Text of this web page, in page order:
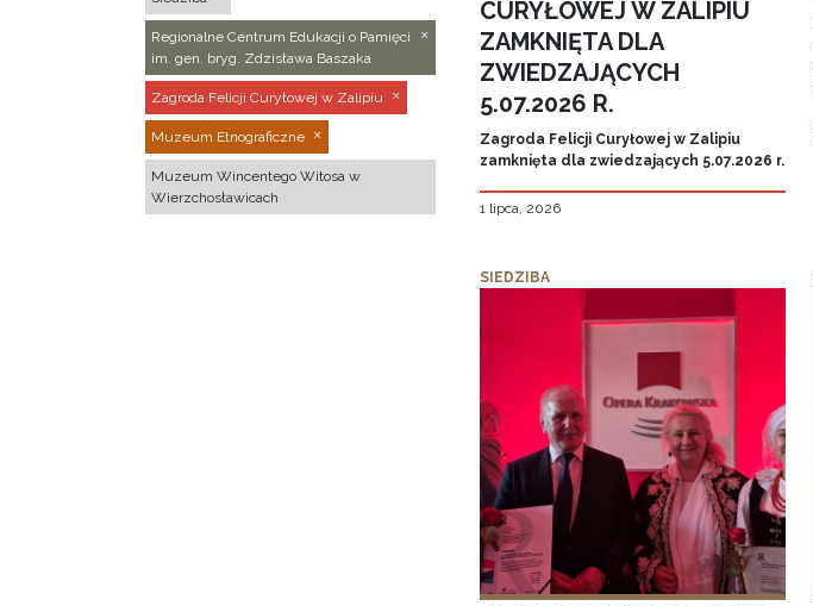
Regionalne Centrum Edukacji o Pamięci
im. gen. bryg. Zdzisława Baszaka
Zagroda Felicji Curyłowej w Zalipiu
Muzeum Etnograficzne
Muzeum Wincentego Witosa w
Wierzchosławicach
CURYŁOWEJ W ZALIPIU
ZAMKNIĘTA DLA
ZWIEDZAJĄCYCH
5.07.2026 R.
Zagroda Felicji Curyłowej w Zalipiu
zamknięta dla zwiedzających 5.07.2026 r.
1 lipca, 2026
SIEDZIBA